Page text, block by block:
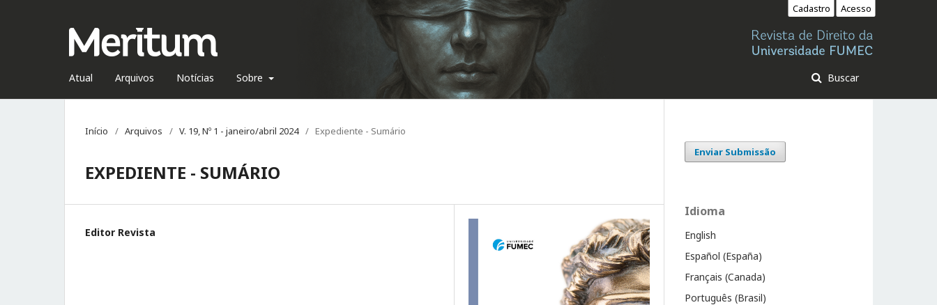
Atual Arquivos Notícias Sobre Buscar
Cadastro Acesso
Início / Arquivos / V. 19, Nº 1 - janeiro/abril 2024 / Expediente - Sumário
EXPEDIENTE - SUMÁRIO
Editor Revista
Enviar Submissão
Idioma
English
Español (España)
Français (Canada)
Português (Brasil)